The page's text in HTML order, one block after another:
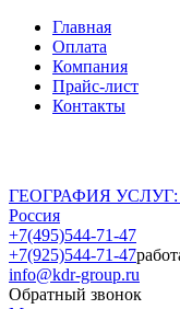
Главная
Оплата
Компания
Прайс-лист
Контакты
ГЕОГРАФИЯ УСЛУГ: г.
Россия
+7(495)544-71-47
+7(925)544-71-47
info@kdr-group.ru
Обратный звонок